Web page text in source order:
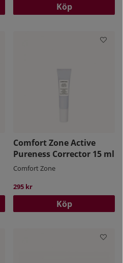
Köp
Comfort Zone Active
Pureness Corrector 15 ml
Comfort Zone
295 kr
Köp